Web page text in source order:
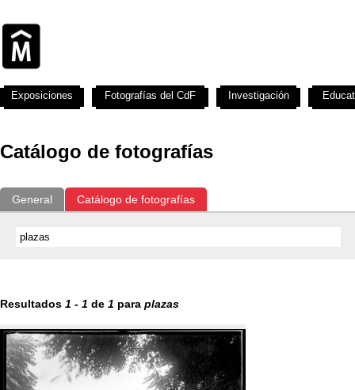
Catálogo de fotografías
General Catálogo de fotografías
Resultados 1 - 1 de 1 para plazas
Exposiciones Fotografías del CdF Investigación